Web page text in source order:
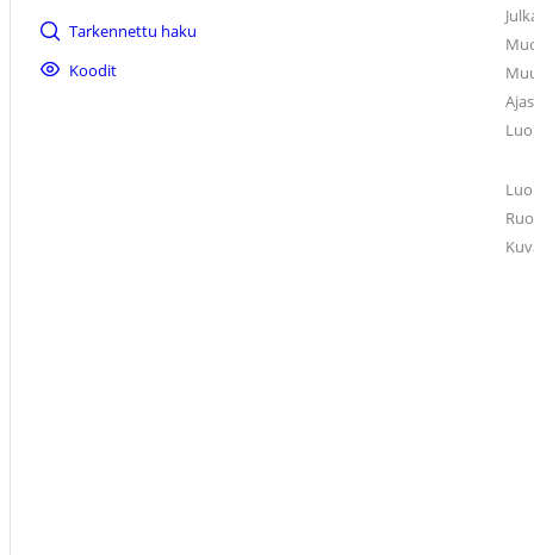
Tarkennettu haku
Koodit